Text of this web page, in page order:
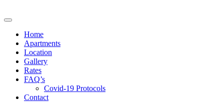
Home
Apartments
Location
Gallery
Rates
FAQ’s
Covid-19 Protocols
Contact